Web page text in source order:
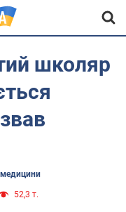
школяр
52,3 т.